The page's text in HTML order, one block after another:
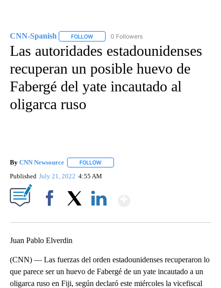
CNN-Spanish FOLLOW FOLLOW "CNN-SPANISH" TO RECEIVE
0 Followers
Las autoridades estadounidenses
recuperan un posible huevo de
Fabergé del yate incautado al
oligarca ruso
By CNN Newsource FOLLOW
Published July 21, 2022 4:55 AM
Juan Pablo Elverdin
(CNN) — Las fuerzas del orden estadounidenses recuperaron lo
que parece ser un huevo de Fabergé de un yate incautado a un
oligarca ruso en Fiji, según declaró este miércoles la vicefiscal